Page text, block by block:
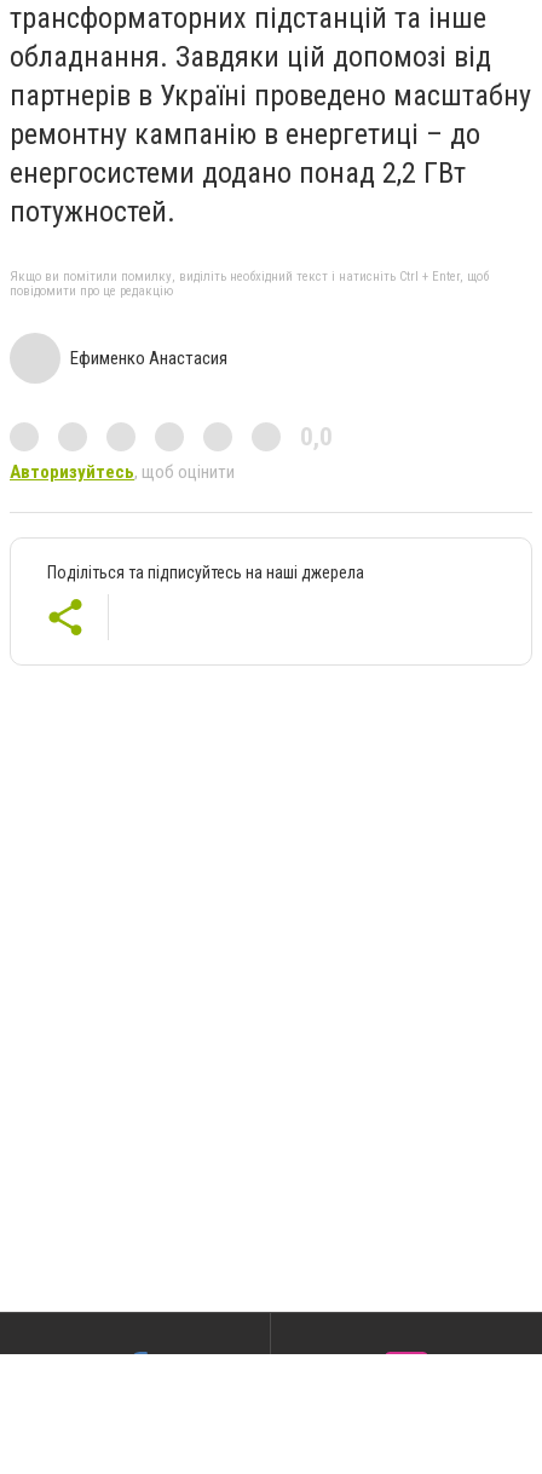
трансформаторних підстанцій та інше
обладнання. Завдяки цій допомозі від
партнерів в Україні проведено масштабну
ремонтну кампанію в енергетиці – до
енергосистеми додано понад 2,2 ГВт
потужностей.
Якщо ви помітили помилку, виділіть необхідний текст і натисніть Ctrl + Enter, щоб
повідомити про це редакцію
Ефименко Анастасия
0,0
Авторизуйтесь, щоб оцінити
Поділіться та підписуйтесь на наші джерела